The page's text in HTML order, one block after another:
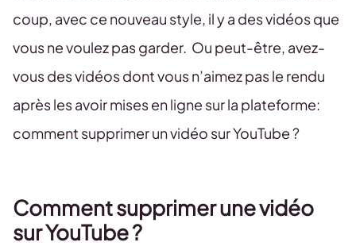
coup, avec ce nouveau style, il y a des vidéos que
vous ne voulez pas garder. Ou peut-être, avez-
vous des vidéos dont vous n’aimez pas le rendu
après les avoir mises en ligne sur la plateforme:
comment supprimer un vidéo sur YouTube ?
Comment supprimer une vidéo
sur YouTube ?